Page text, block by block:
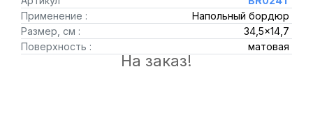
Применение :
Напольный бордюр
Размер, см :
34,5x14,7
Поверхность :
матовая
На заказ!